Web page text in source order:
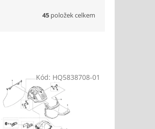
45 položek celkem
Kód: HQ5838708-01